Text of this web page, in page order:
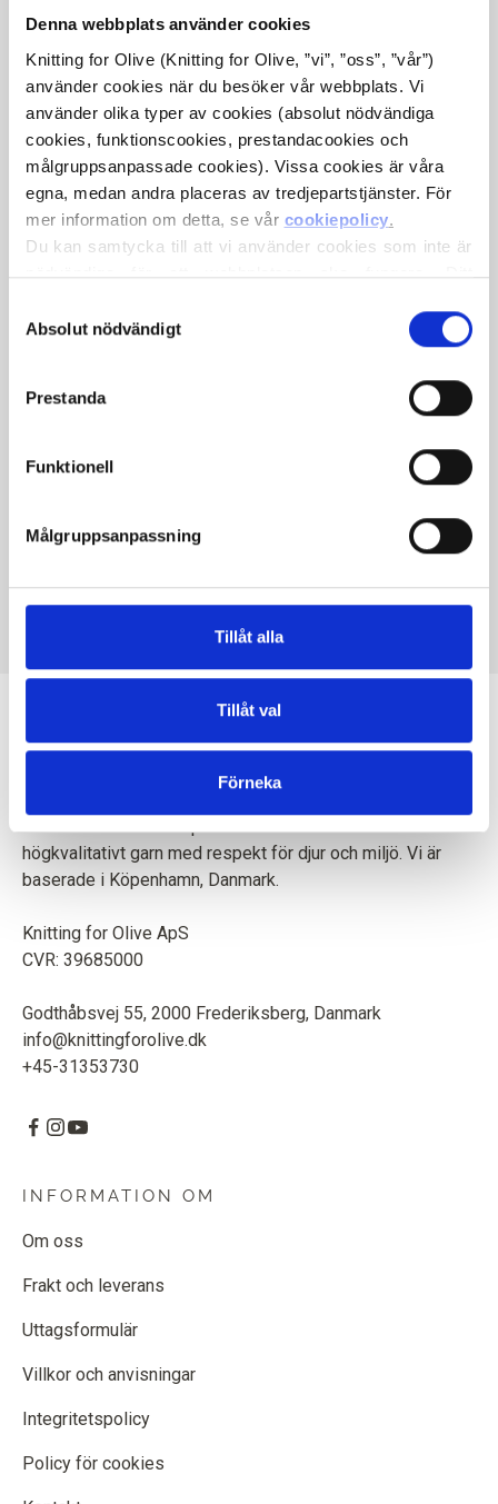
Denna webbplats använder cookies
Knitting for Olive (Knitting for Olive, ”vi”, ”oss”, ”vår”)
använder cookies när du besöker vår webbplats. Vi
använder olika typer av cookies (absolut nödvändiga
cookies, funktionscookies, prestandacookies och
målgruppsanpassade cookies). Vissa cookies är våra
egna, medan andra placeras av tredjepartstjänster. För
mer information om detta, se vår cookiepolicy.
Du kan samtycka till att vi använder cookies som inte är
nödvändiga för att webbplatsen ska fungera. Ditt
egenskap av personuppgiftsansvarig, får behandla dina
Du kan när som helst ändra eller återkalla ditt samtycke
via vår cookiepolicy
, där du också hittar information om
avAbsolut nödvändigt
Prestanda
Funktionell
Målgruppsanpassning
Tillåt alla
Tillåt val
Förneka
KNITTING FOR OLIVE
KNITTING FOR OLIVE
En mor och dotter skapar tillsammans stickmönster och
högkvalitativt garn med respekt för djur och miljö. Vi är
baserade i Köpenhamn, Danmark.
Knitting for Olive ApS
CVR: 39685000
Godthåbsvej 55, 2000 Frederiksberg, Danmark
info@knittingforolive.dk
+45-31353730
INFORMATION OM
Om oss
Frakt och leverans
Uttagsformulär
Villkor och anvisningar
Integritetspolicy
Policy för cookies